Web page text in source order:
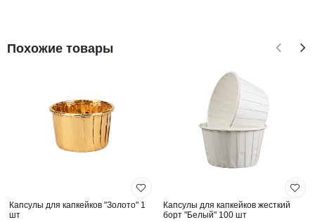
Похожие товары
Капсулы для капкейков "Золото" 1
шт
Капсулы для капкейков жесткий
борт "Белый" 100 шт